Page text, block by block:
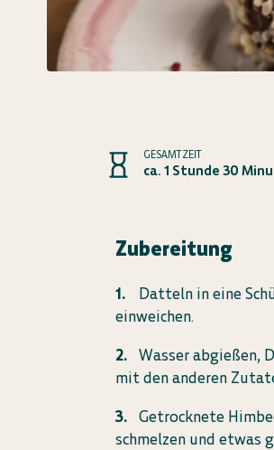
GESAMTZEIT
ca. 1 Stunde 30
Zubereitung
Datteln in eine
einweichen.
Wasser abgießen,
mit den anderen
Getrocknete
schmelzen und etwas